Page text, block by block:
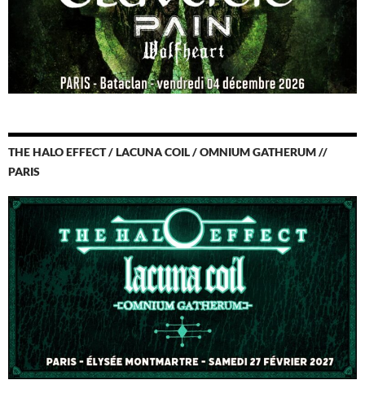
THE HALO EFFECT / LACUNA COIL / OMNIUM GATHERUM //
PARIS